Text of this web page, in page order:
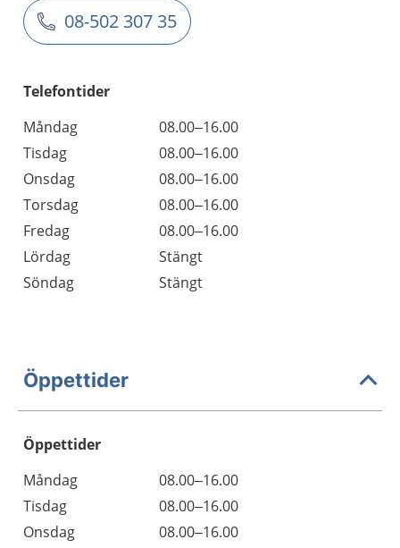
08-502 307 35
Telefontider
Måndag
08.00–16.00
Tisdag
08.00–16.00
Onsdag
08.00–16.00
Torsdag
08.00–16.00
Fredag
08.00–16.00
Lördag
Stängt
Söndag
Stängt
Öppettider
Öppettider
Dag
Öppettider
Kommentarer
Måndag
08.00–16.00
Tisdag
08.00–16.00
Onsdag
08.00–16.00